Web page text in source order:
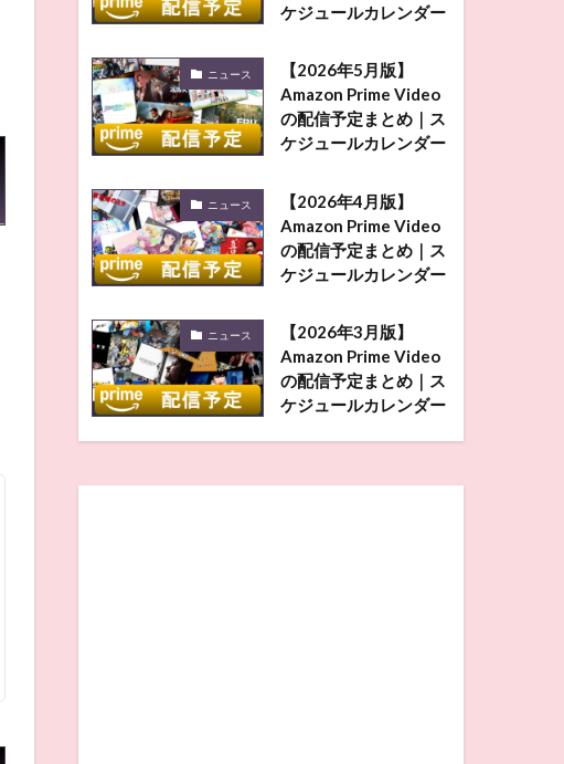
ケジュールカレンダー
ニュース
【2026年5月版】
Amazon Prime Video
の配信予定まとめ｜ス
ケジュールカレンダー
ニュース
【2026年4月版】
Amazon Prime Video
の配信予定まとめ｜ス
ケジュールカレンダー
ニュース
【2026年3月版】
Amazon Prime Video
の配信予定まとめ｜ス
ケジュールカレンダー